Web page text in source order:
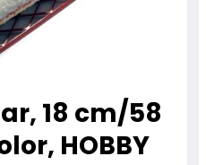
18 cm/58
HOBBY